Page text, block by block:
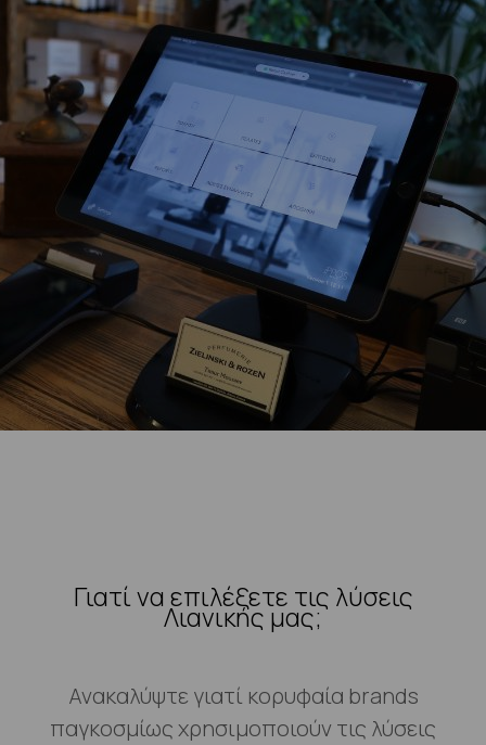
Γιατί να επιλέξετε τις λύσεις
Λιανικής μας;
Ανακαλύψτε γιατί κορυφαία brands
παγκοσμίως χρησιμοποιούν τις λύσεις